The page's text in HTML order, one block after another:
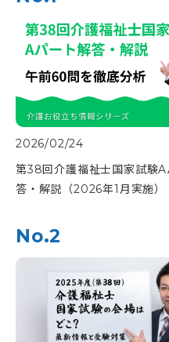
2026/02/24
第38回介護福祉士国家試験A
答・解説（2026年1月実施）
No.2